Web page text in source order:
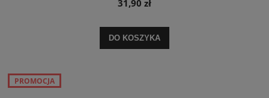
31,90 zł
DO KOSZYKA
PROMOCJA